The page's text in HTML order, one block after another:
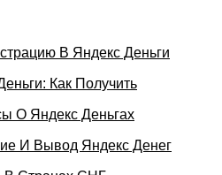
В Яндекс Деньги
Как Получить
О Яндекс Деньгах
И Вывод Яндекс Денег